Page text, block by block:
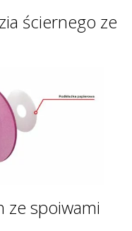
ściernego ze
ze spoiwami